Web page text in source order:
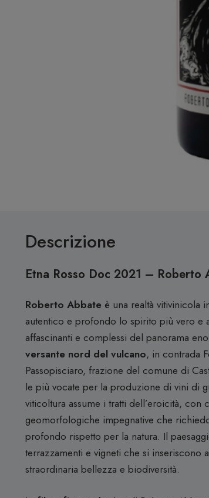
Descrizione
Etna Rosso Doc 2021 – Roberto
Roberto Abbate è una realtà vitivinicola
autentico e profondo lo spirito più vero e
affascinanti e complessi del panorama
versante nord del vulcano, in contrada
Passopisciaro, frazione del comune di
le più vocate per la produzione di vini di
viticoltura assume i tratti dell’eroicità, con
geomorfologiche impegnative che
profondo rispetto per la natura. Il
terrazzamenti e vigneti che si inseriscono
straordinaria bellezza e biodiversità.